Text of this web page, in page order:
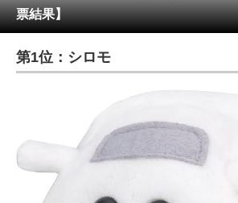
メディア
注目記事を集めた総合ページ
ITの今と未来を見通す
スマホと通信の最新トレンド
進化するPCとデバイスの未来
好きが集まる 比べて選べる
票結果】
第1位：シロモ